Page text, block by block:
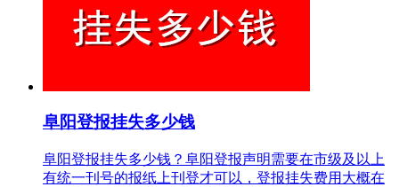
阜阳登报挂失多少钱
阜阳登报挂失多少钱？阜阳登报声明需要在市级及以上
有统一刊号的报纸上刊登才可以，登报挂失费用大概在